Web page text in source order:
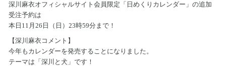
深川麻衣オフィシャルサイト会員限定「日めくりカレンダー」の追加
受注予約は
本日11月26日（日）23時59分まで！
【深川麻衣コメント】
今年もカレンダーを発売することになりました。
テーマは「深川と犬」です！